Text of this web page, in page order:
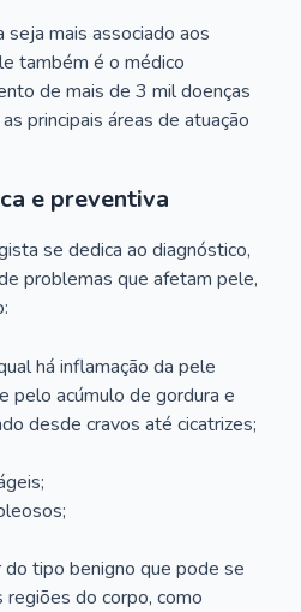
mais associado aos
também é o médico
de mais de 3 mil doenças
principais áreas de atuação
e preventiva
se dedica ao diagnóstico,
problemas que afetam pele,
há inflamação da pele
pelo acúmulo de gordura e
desde cravos até cicatrizes;
do tipo benigno que pode se
do corpo, como